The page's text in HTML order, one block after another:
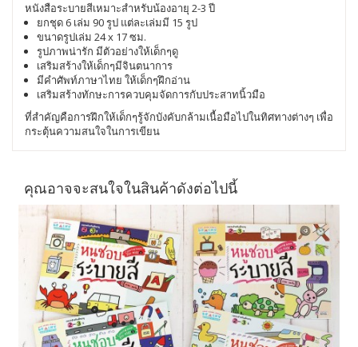
หนังสือระบายสีเหมาะสำหรับน้องอายุ 2-3 ปี
ยกชุด 6 เล่ม 90 รูป แต่ละเล่มมี 15 รูป
ขนาดรูปเล่ม 24 x 17 ซม.
รูปภาพน่ารัก มีตัวอย่างให้เด็กๆดู
เสริมสร้างให้เด็กๆมีจินตนาการ
มีคำศัพท์ภาษาไทย ให้เด็กๆฝึกอ่าน
เสริมสร้างทักษะการควบคุมจัดการกับประสาทนิ้วมือ
ที่สำคัญคือการฝึกให้เด็กๆรู้จักบังคับกล้ามเนื้อมือไปในทิศทางต่างๆ เพื่อ
กระตุ้นความสนใจในการเขียน
คุณอาจจะสนใจในสินค้าดังต่อไปนี้